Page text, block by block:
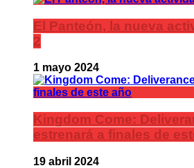
El Panteón, la nueva
2
1 mayo 2024
Kingdom Come:
estrenará a finales de
19 abril 2024